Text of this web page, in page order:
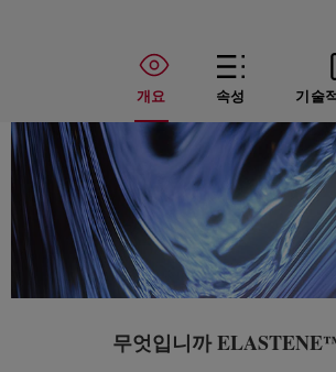
개요 속성 기술
무엇입니까